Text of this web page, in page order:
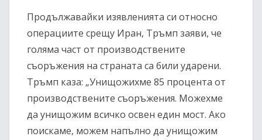
Продължавайки изявленията си относно
операциите срещу Иран, Тръмп заяви, че
голяма част от производствените
съоръжения на страната са били ударени.
Тръмп каза: „Унищожихме 85 процента от
производствените съоръжения. Можехме
да унищожим всичко освен един мост. Ако
поискаме, можем напълно да унищожим